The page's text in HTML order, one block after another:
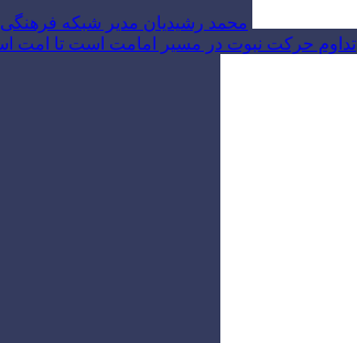
محمد رشیدیان مدیر شبکه
تداوم حرکت نبوت در مسیر امامت است تا امت